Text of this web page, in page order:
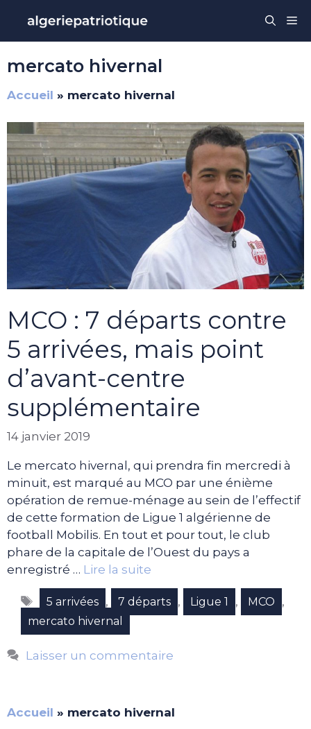
contenu
mercato hivernal
Accueil » mercato hivernal
MCO : 7 départs contre
5 arrivées, mais point
d’avant-centre
supplémentaire
14 janvier 2019
Le mercato hivernal, qui prendra fin mercredi à
minuit, est marqué au MCO par une énième
opération de remue-ménage au sein de l’effectif
de cette formation de Ligue 1 algérienne de
football Mobilis. En tout et pour tout, le club
phare de la capitale de l’Ouest du pays a
enregistré … Lire la suite
Étiquettes
5 arrivées , 7 départs , Ligue 1 , MCO ,
mercato hivernal
Laisser un commentaire
Accueil » mercato hivernal